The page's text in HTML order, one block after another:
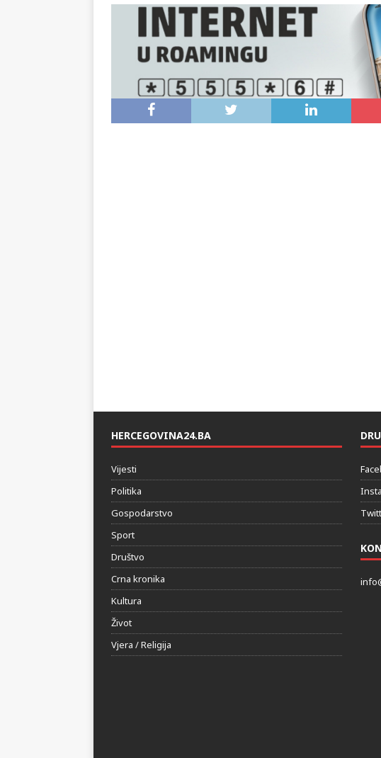
HERCEGOVINA24.BA
Vijesti
Politika
Gospodarstvo
Sport
Društvo
Crna kronika
Kultura
Život
Vjera / Religija